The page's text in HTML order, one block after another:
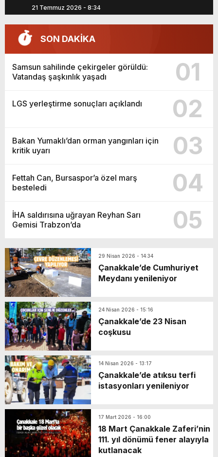
21 Temmuz 2026 - 8:34
SON DAKİKA
Samsun sahilinde çekirgeler görüldü:
Vatandaş şaşkınlık yaşadı
01
LGS yerleştirme sonuçları açıklandı 02
Bakan Yumaklı’dan orman yangınları için
kritik uyarı
03
Fettah Can, Bursaspor’a özel marş
besteledi
04
İHA saldırısına uğrayan Reyhan Sarı
Gemisi Trabzon’da
05
29 Nisan 2026 - 14:34
Çanakkale’de Cumhuriyet
Meydanı yenileniyor
24 Nisan 2026 - 15:16
Çanakkale’de 23 Nisan
coşkusu
14 Nisan 2026 - 13:17
Çanakkale’de atıksu terfi
istasyonları yenileniyor
17 Mart 2026 - 16:00
18 Mart Çanakkale Zaferi’nin
111. yıl dönümü fener alayıyla
kutlanacak